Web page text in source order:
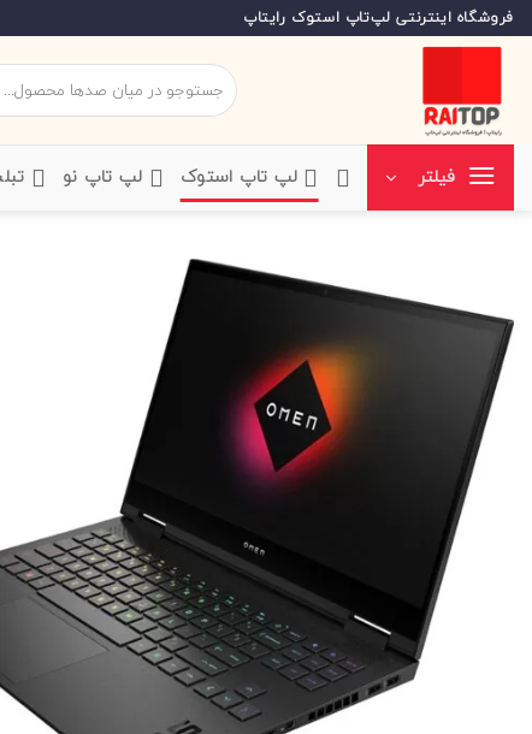
Skip
to
فروشگاه اینترنتی لپ‌تاپ استوک رایتاپ
جستجو
برای:
فیلتر ‌لپ تاپ استوک ‌لپ تاپ نو